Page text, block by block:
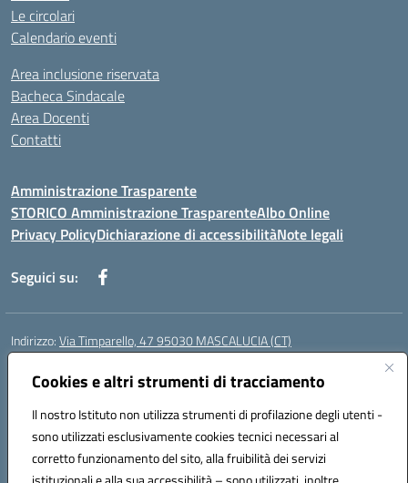
Cookies e altri strumenti di tracciamento
Il nostro Istituto non utilizza strumenti di profilazione degli utenti -
sono utilizzati esclusivamente cookies tecnici necessari al
corretto funzionamento del sito, alla fruibilità dei servizi
Le circolari
Calendario eventi
Area inclusione riservata
Bacheca Sindacale
Area Docenti
Contatti
Amministrazione Trasparente
STORICO Amministrazione TrasparenteAlbo Online
Privacy PolicyDichiarazione di accessibilitàNote legali
Seguici su:
Indirizzo:Via Timparello, 47 95030 MASCALUCIA (CT)
Centralino:
Posta elettronica certificata (PEC):ctic8bc002@pec.istruzione.it
Codice fiscale: 93238350875
Codice meccanografico:ctic8bc002
Codice Indice delle Pubbliche Amministrazioni (IPA): istsc_ctic8bc002
Codice unico di fatturazione (CUF): 2PO2JW